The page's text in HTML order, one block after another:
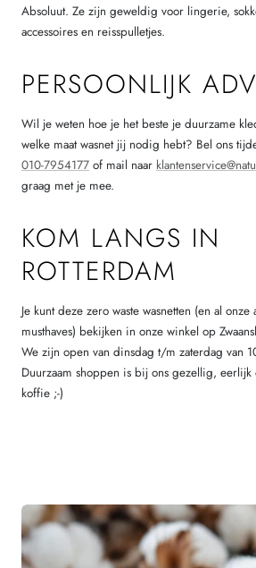
Absoluut. Ze zijn geweldig voor lingerie,
accessoires en reisspulletjes.
PERSOONLIJK
Wil je weten hoe je het beste je duurzame
welke maat wasnet jij nodig hebt? Bel ons
010-7954177 of mail naar
graag met je mee.
KOM LANGS IN
ROTTERDAM
Je kunt deze zero waste wasnetten (en al
musthaves) bekijken in onze winkel op
We zijn open van dinsdag t/m zaterdag van
Duurzaam shoppen is bij ons gezellig,
koffie ;-)